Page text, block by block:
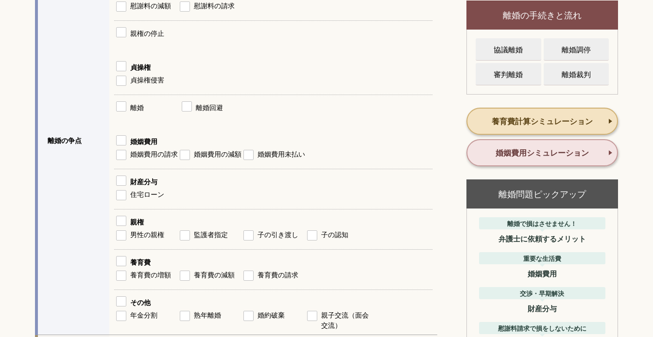
離婚の争点
慰謝料の減額
慰謝料の請求
親権の停止
貞操権
貞操権侵害
離婚 離婚回避
婚姻費用
婚姻費用の請求
婚姻費用の減額 婚姻費用未払い
財産分与
住宅ローン
親権
男性の親権
監護者指定 子の引き渡し 子の認知
養育費
養育費の増額
養育費の減額 養育費の請求
その他
年金分割
熟年離婚 婚約破棄
親子交流（面会
交流）
離婚の手続きと流れ
協議離婚 離婚調停
審判離婚 離婚裁判
養育費計算シミュレーション
婚姻費用シミュレーション
離婚問題ピックアップ
離婚で損はさせません！
弁護士に依頼するメリット
重要な生活費
婚姻費用
交渉・早期解決
財産分与
慰謝料請求で損をしないために